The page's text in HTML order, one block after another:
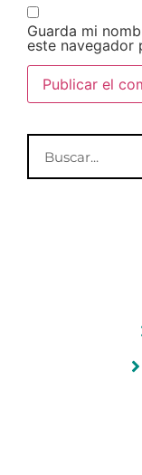
Guarda mi
este navegador